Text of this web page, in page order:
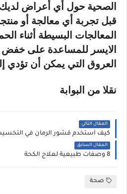
الصحية حول أي أعراض
قبل تجربة أي معالجة أو
المعالجات البسيطة أثناء
الايسر للمساعدة على
العروق التي يمكن أن تؤدي
نقلا من البوابة
المقال التالي
المقال السابق
8 وصفات طبيعية لعلاج الكحة
صحة